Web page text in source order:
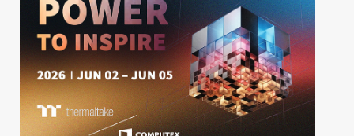
HINTA.FI
KAUPPA
VAIHDA TEEMA